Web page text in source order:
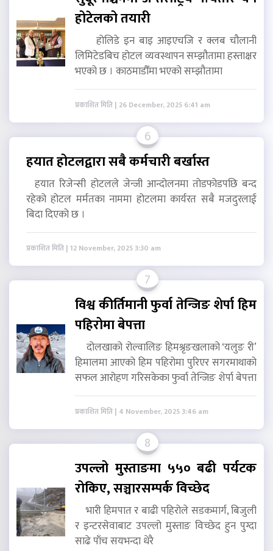
होटेलको तयारी
होलिडे इन बाइ आइएचजि र क्लब चौलानी
लिमिटेडबिच होटल व्यवस्थापन सम्झौतामा हस्ताक्षर
भएको छ । काठमाडौँमा भएको सम्झौतामा
प्रकाशित मिति | 26 December, 2025 6:41 am
6
हयात होटलद्वारा सबै कर्मचारी बर्खास्त
हयात रिजेन्सी होटलले जेन्जी आन्दोलनमा तोडफोडपछि बन्द
रहेको होटल मर्मतका नाममा होटलमा कार्यरत सबै मजदुरलाई
बिदा दिएको छ ।
प्रकाशित मिति | 12 November, 2025 3:30 am
7
विश्व कीर्तिमानी फुर्वा तेन्जिङ शेर्पा हिम
पहिरोमा बेपत्ता
दोलखाको रोल्वालिङ हिमश्रृङखलाको ‘यलुङ री’
हिमालमा आएको हिम पहिरोमा पुरिएर सगरमाथाको
सफल आरोहण गरिसकेका फुर्वा तेन्जिङ शेर्पा बेपत्ता
प्रकाशित मिति | 4 November, 2025 3:46 am
8
उपल्लो मुस्ताङमा ५५० बढी पर्यटक
रोकिए, सञ्चारसम्पर्क विच्छेद
भारी हिमपात र बाढी पहिरोले सडकमार्ग, बिजुली
र इन्टरसेवाबाट उपल्लो मुस्ताङ विच्छेद हुन पुग्दा
साढे पाँच सयभन्दा धेरै